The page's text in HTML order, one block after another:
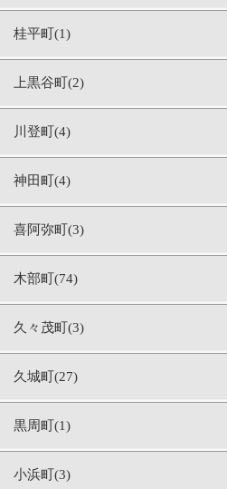
桂平町(1)
上黒谷町(2)
川登町(4)
神田町(4)
喜阿弥町(3)
木部町(74)
久々茂町(3)
久城町(27)
黒周町(1)
小浜町(3)